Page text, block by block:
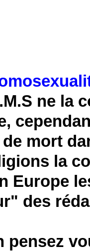
ne la
mort
la
Europe
des
pensez